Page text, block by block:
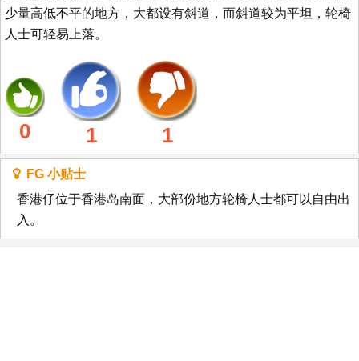
少量高低不平的地方，大都设有斜道，而斜道较为平坦，轮椅
人士可轻易上落。
0 1 1
FG 小贴士
香港仔位于香港岛南面，大部份地方轮椅人士都可以自由出
入。